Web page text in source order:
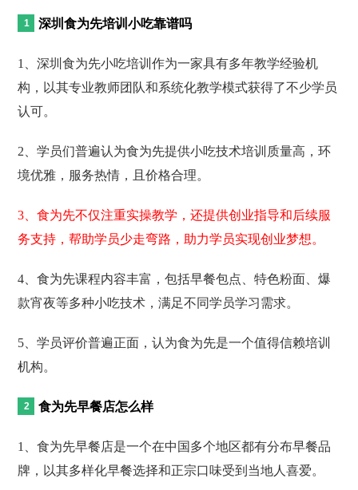
深圳食为先培训小吃靠谱吗
1、深圳食为先小吃培训作为一家具有多年教学经验机
构，以其专业教师团队和系统化教学模式获得了不少学员
认可。
2、学员们普遍认为食为先提供小吃技术培训质量高，环
境优雅，服务热情，且价格合理。
3、食为先不仅注重实操教学，还提供创业指导和后续服
务支持，帮助学员少走弯路，助力学员实现创业梦想。
4、食为先课程内容丰富，包括早餐包点、特色粉面、爆
款宵夜等多种小吃技术，满足不同学员学习需求。
5、学员评价普遍正面，认为食为先是一个值得信赖培训
机构。
食为先早餐店怎么样
1、食为先早餐店是一个在中国多个地区都有分布早餐品
牌，以其多样化早餐选择和正宗口味受到当地人喜爱。